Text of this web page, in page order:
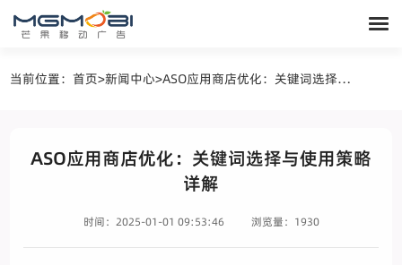
当前位置：首页>新闻中心> ASO应用商店优化：关键词选择与使用策略详解
ASO应用商店优化：关键词选择与使用策略
详解
时间：2025-01-01 09:53:46 浏览量：1930